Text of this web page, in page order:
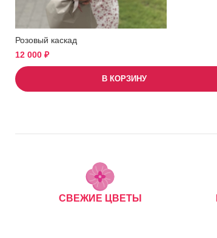
Розовый каскад
12 000 ₽
В КОРЗИНУ
СВЕЖИЕ ЦВЕТЫ